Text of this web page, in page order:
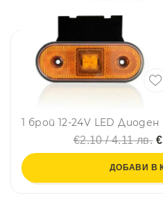
€2.10 / 4.11 лв.
ДОБАВИ В